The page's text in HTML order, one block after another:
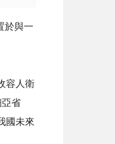
於與一
容人衛
亞省
國未來